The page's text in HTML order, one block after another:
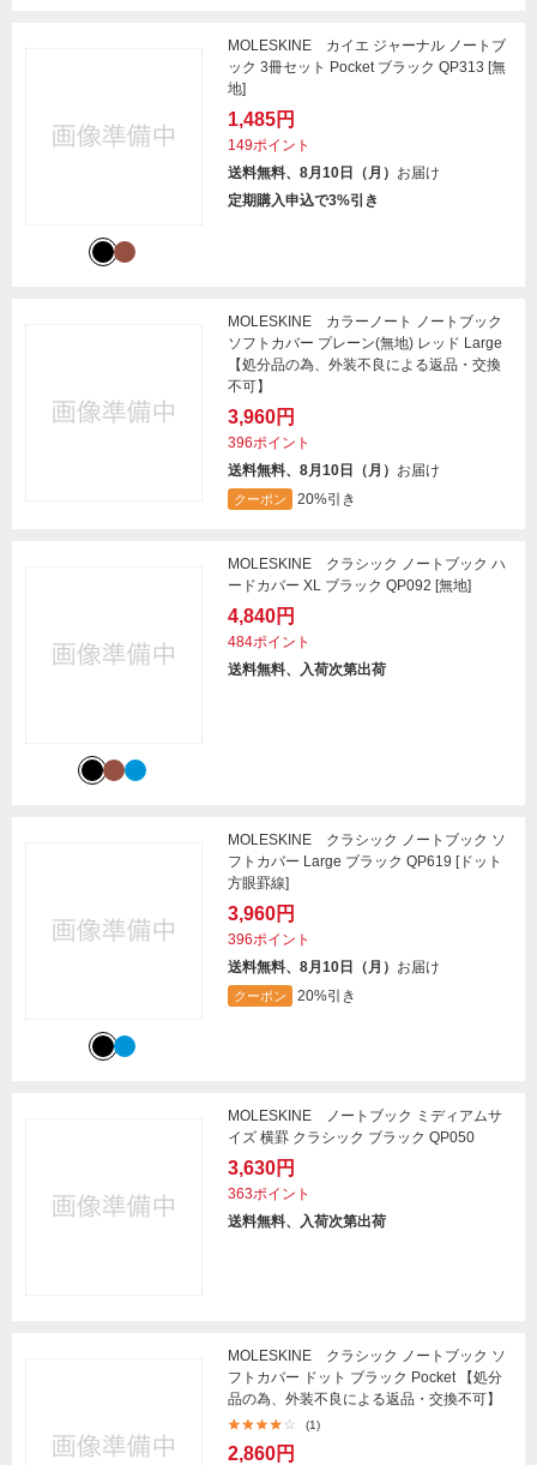
MOLESKINE カイエ ジャーナル ノートブ
ック 3冊セット Pocket ブラック QP313 [無
地]
1,485円
149ポイント
送料無料、8月10日（月） お届け
定期購入申込で3%引き
MOLESKINE カラーノート ノートブック
ソフトカバー プレーン(無地) レッド Large
【処分品の為、外装不良による返品・交換
不可】
3,960円
396ポイント
送料無料、8月10日（月） お届け
クーポン 20%引き
MOLESKINE クラシック ノートブック ハ
ードカバー XL ブラック QP092 [無地]
4,840円
484ポイント
送料無料、入荷次第出荷
MOLESKINE クラシック ノートブック ソ
フトカバー Large ブラック QP619 [ドット
方眼罫線]
3,960円
396ポイント
送料無料、8月10日（月） お届け
クーポン 20%引き
MOLESKINE ノートブック ミディアムサ
イズ 横罫 クラシック ブラック QP050
3,630円
363ポイント
送料無料、入荷次第出荷
MOLESKINE クラシック ノートブック ソ
フトカバー ドット ブラック Pocket 【処分
品の為、外装不良による返品・交換不可】
(1)
2,860円